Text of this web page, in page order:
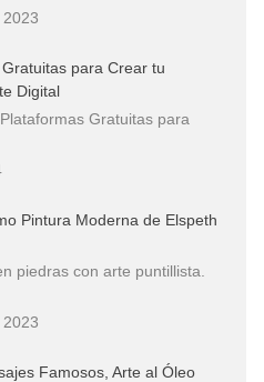
para Crear tu
Digital
Gratuitas para
Pintura Moderna de Elspeth
piedras con arte puntillista.
Famosos, Arte al Óleo